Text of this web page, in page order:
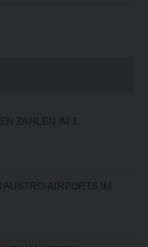
ZAHLEN IM 1.
AIRPORTS IM